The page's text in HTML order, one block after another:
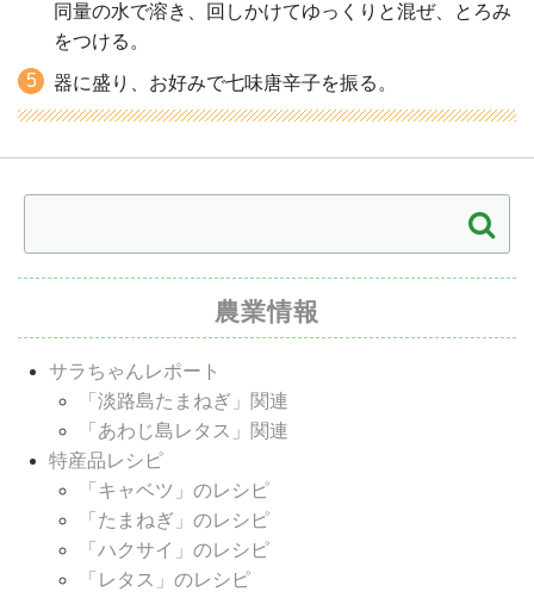
同量の水で溶き、回しかけてゆっくりと混ぜ、とろみ
をつける。
器に盛り、お好みで七味唐辛子を振る。
農業情報
サラちゃんレポート
「淡路島たまねぎ」関連
「あわじ島レタス」関連
特産品レシピ
「キャベツ」のレシピ
「たまねぎ」のレシピ
「ハクサイ」のレシピ
「レタス」のレシピ